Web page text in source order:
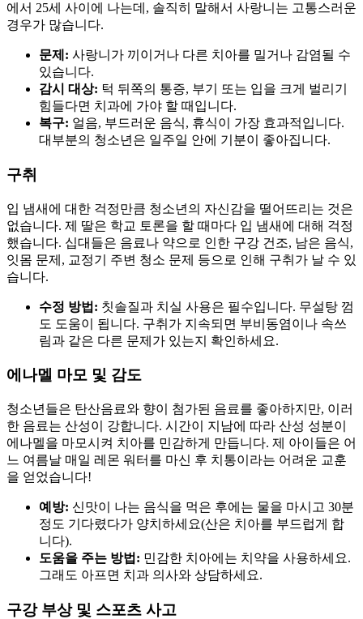
에서 25세 사이에 나는데, 솔직히 말해서 사랑니는 고통스러운
경우가 많습니다.
문제: 사랑니가 끼이거나 다른 치아를 밀거나 감염될 수
있습니다.
감시 대상: 턱 뒤쪽의 통증, 부기 또는 입을 크게 벌리기
힘들다면 치과에 가야 할 때입니다.
복구: 얼음, 부드러운 음식, 휴식이 가장 효과적입니다.
대부분의 청소년은 일주일 안에 기분이 좋아집니다.
구취
입 냄새에 대한 걱정만큼 청소년의 자신감을 떨어뜨리는 것은
없습니다. 제 딸은 학교 토론을 할 때마다 입 냄새에 대해 걱정
했습니다. 십대들은 음료나 약으로 인한 구강 건조, 남은 음식,
잇몸 문제, 교정기 주변 청소 문제 등으로 인해 구취가 날 수 있
습니다.
수정 방법: 칫솔질과 치실 사용은 필수입니다. 무설탕 껌
도 도움이 됩니다. 구취가 지속되면 부비동염이나 속쓰
림과 같은 다른 문제가 있는지 확인하세요.
에나멜 마모 및 감도
청소년들은 탄산음료와 향이 첨가된 음료를 좋아하지만, 이러
한 음료는 산성이 강합니다. 시간이 지남에 따라 산성 성분이
에나멜을 마모시켜 치아를 민감하게 만듭니다. 제 아이들은 어
느 여름날 매일 레몬 워터를 마신 후 치통이라는 어려운 교훈
을 얻었습니다!
예방: 신맛이 나는 음식을 먹은 후에는 물을 마시고 30분
정도 기다렸다가 양치하세요(산은 치아를 부드럽게 합
니다).
도움을 주는 방법: 민감한 치아에는 치약을 사용하세요.
그래도 아프면 치과 의사와 상담하세요.
구강 부상 및 스포츠 사고